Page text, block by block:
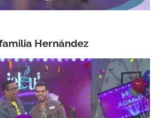
Hernández